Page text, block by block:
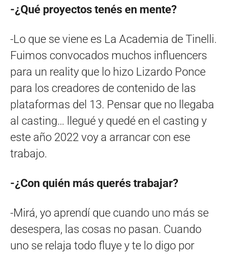
-¿Qué proyectos tenés en mente?
-Lo que se viene es La Academia de Tinelli.
Fuimos convocados muchos influencers
para un reality que lo hizo Lizardo Ponce
para los creadores de contenido de las
plataformas del 13. Pensar que no llegaba
al casting… llegué y quedé en el casting y
este año 2022 voy a arrancar con ese
trabajo.
-¿Con quién más querés trabajar?
-Mirá, yo aprendí que cuando uno más se
desespera, las cosas no pasan. Cuando
uno se relaja todo fluye y te lo digo por